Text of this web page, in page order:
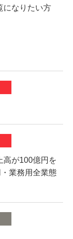
になりたい方
高が100億円を
業務用全業態